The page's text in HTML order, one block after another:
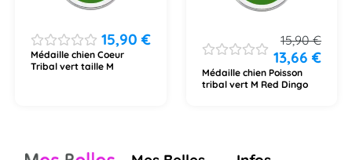
15,90 €
Médaille chien Coeur
Tribal vert taille M
15,90€
13,66€
Médaille chien Poisson
tribal vert M Red Dingo